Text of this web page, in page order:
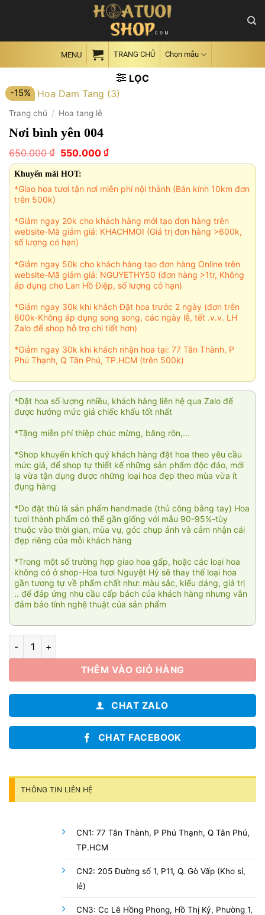
MENU TRANG CHỦ Chọn mẫu
LỌC
-15%
Trang chủ / Hoa tang lễ
Nơi bình yên 004
650.000₫ Giá
gốc
là:
650.000 ₫.
550.000 ₫Giá
hiện
550.000 ₫.
Khuyến mãi HOT:
*Giao hoa tươi tận nơi miễn phí nội thành (Bán kính 10km đơn
trên 500k)
*Giảm ngay 20k cho khách hàng mới tạo đơn hàng trên
website-Mã giảm giá: KHACHMOI (Giá trị đơn hàng >600k,
số lượng có hạn)
*Giảm ngay 50k cho khách hàng tạo đơn hàng Online trên
website-Mã giảm giá: NGUYETHY50 (đơn hàng >1tr, Không
áp dụng cho Lan Hồ Điệp, số lượng có hạn)
*Giảm ngay 30k khi khách Đặt hoa trước 2 ngày (đơn trên
600k-Không áp dụng song song, các ngày lễ, tết .v.v. LH
Zalo để shop hỗ trợ chi tiết hơn)
*Giảm ngay 30k khi khách nhận hoa tại: 77 Tân Thành, P
Phú Thạnh, Q Tân Phú, TP.HCM (trên 500k)
*Đặt hoa số lượng nhiều, khách hàng liên hệ qua Zalo để
được hưởng mức giá chiếc khấu tốt nhất
*Tặng miễn phí thiệp chúc mừng, băng rôn,...
*Shop khuyến khích quý khách hàng đặt hoa theo yêu cầu
mức giá, để shop tự thiết kế những sản phẩm độc đáo, mới
lạ vừa tận dụng được những loại hoa đẹp theo mùa vừa ít
đụng hàng
*Do đặt thù là sản phẩm handmade (thủ công bằng tay) Hoa
tươi thành phẩm có thể gần giống với mẫu 90-95%-tùy
thuộc vào thời gian, mùa vụ, góc chụp ảnh và cảm nhận cái
đẹp riêng của mỗi khách hàng
*Trong một số trường hợp giao hoa gấp, hoặc các loại hoa
không có ở shop-Hoa tươi Nguyệt Hỷ sẽ thay thế loại hoa
gần tương tự về phẩm chất như: màu sắc, kiểu dáng, giá trị
.. để đáp ứng nhu cầu cấp bách của khách hàng nhưng vẫn
đảm bảo tính nghệ thuật của sản phẩm
Nơi bình yên 004 số lượng
THÊM VÀO GIỎ HÀNG
CHAT ZALO
CHAT FACEBOOK
THÔNG TIN LIÊN HỆ
CN1: 77 Tân Thành, P Phú Thạnh, Q Tân Phú,
TP.HCM
CN2: 205 Đường số 1, P11, Q. Gò Vấp (Kho sỉ,
lẻ)
CN3: Cc Lê Hồng Phong, Hồ Thị Kỷ, Phường 1,